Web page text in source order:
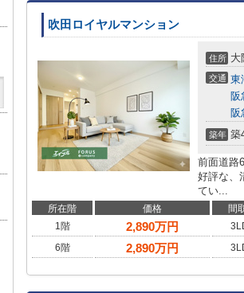
吹田ロイヤルマンション
住所 大
交通 東
阪
阪
築年 築
前面道路
好評な、
てい...
所在階 価格 間
1階
2,890万円
6階
2,890万円